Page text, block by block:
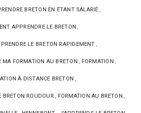
BRETON EN ÉTANT SALARIÉ
APPRENDRE LE BRETON
LE BRETON RAPIDEMENT
MA FORMATION AU BRETON FORMATION
À DISTANCE BRETON
BRETON ROUDOUR FORMATION AU BRETON